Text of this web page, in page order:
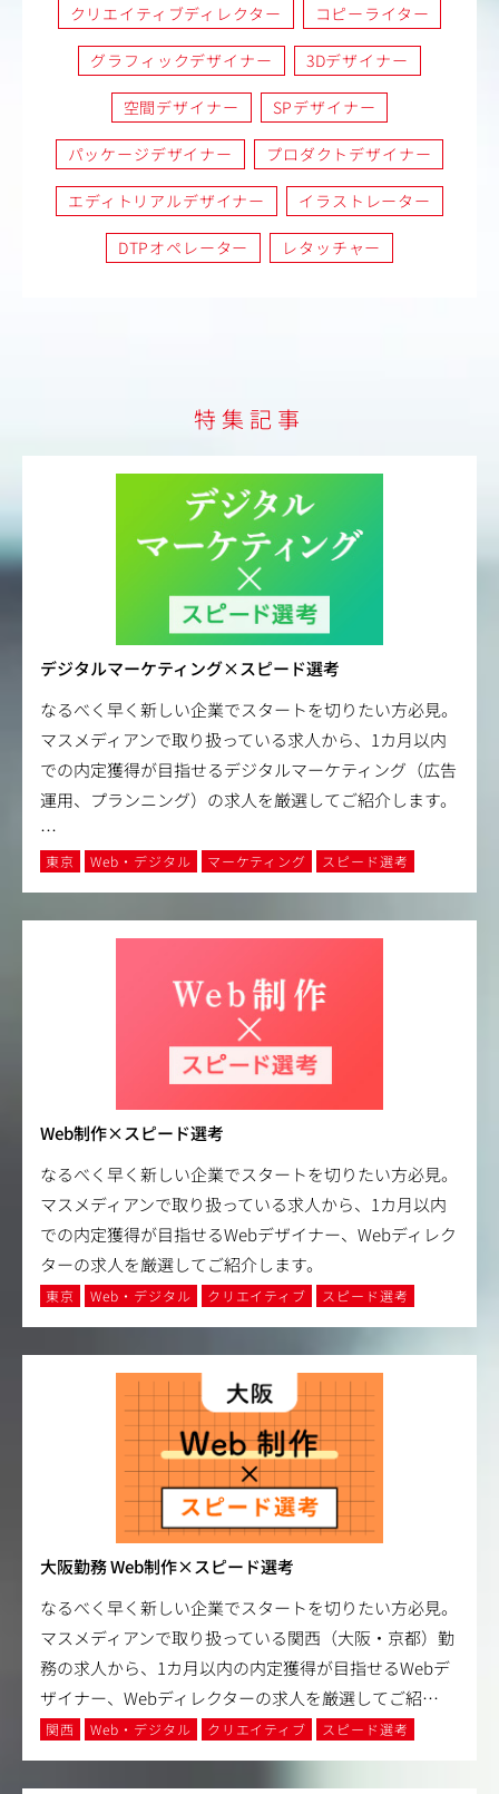
クリエイティブディレクター コピーライター
グラフィックデザイナー 3Dデザイナー
空間デザイナー SPデザイナー
パッケージデザイナー プロダクトデザイナー
エディトリアルデザイナー イラストレーター
DTPオペレーター レタッチャー
特集記事
デジタルマーケティング×スピード選考
なるべく早く新しい企業でスタートを切りたい方必見。
マスメディアンで取り扱っている求人から、1カ月以内
での内定獲得が目指せるデジタルマーケティング（広告
運用、プランニング）の求人を厳選してご紹介します。
…
東京 Web・デジタル マーケティング スピード選考
Web制作×スピード選考
なるべく早く新しい企業でスタートを切りたい方必見。
マスメディアンで取り扱っている求人から、1カ月以内
での内定獲得が目指せるWebデザイナー、Webディレク
ターの求人を厳選してご紹介します。
東京 Web・デジタル クリエイティブ スピード選考
大阪勤務 Web制作×スピード選考
なるべく早く新しい企業でスタートを切りたい方必見。
マスメディアンで取り扱っている関西（大阪・京都）勤
務の求人から、1カ月以内の内定獲得が目指せるWebデ
ザイナー、Webディレクターの求人を厳選してご紹…
関西 Web・デジタル クリエイティブ スピード選考